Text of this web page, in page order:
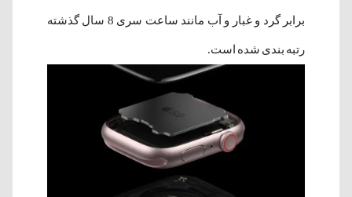
برابر گرد و غبار و آب مانند ساعت سری 8 سال گذشته
رتبه بندی شده است.